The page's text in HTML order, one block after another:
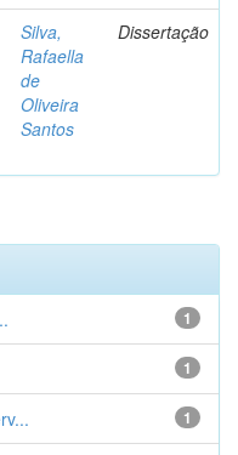
Silva,
Rafaella
de
Oliveira
Santos
Dissertação
1
1
1